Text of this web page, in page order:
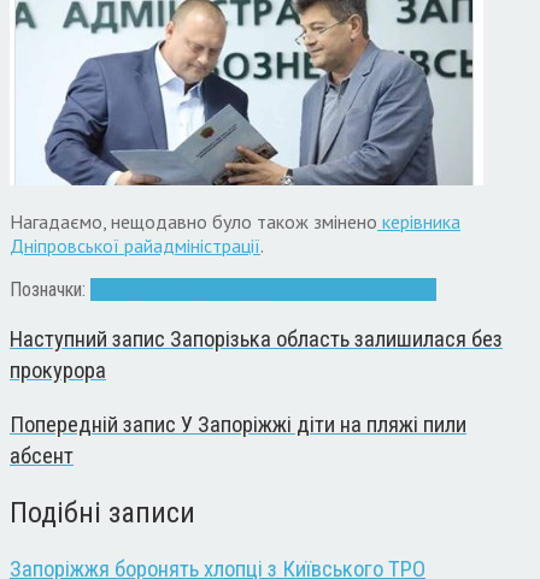
Нагадаємо, нещодавно було також змінено керівника
Дніпровської райадміністрації.
Позначки:
Наступний запис Запорізька область залишилася без
прокурора
Попередній запис У Запоріжжі діти на пляжі пили
абсент
Подібні записи
Запоріжжя боронять хлопці з Київського ТРО